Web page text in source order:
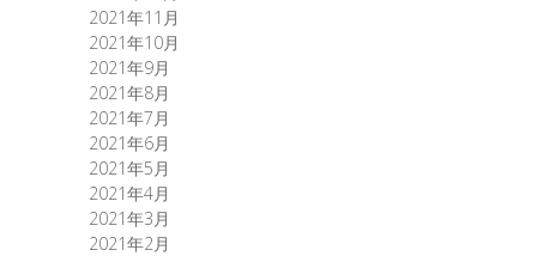
2021年11月
2021年10月
2021年9月
2021年8月
2021年7月
2021年6月
2021年5月
2021年4月
2021年3月
2021年2月